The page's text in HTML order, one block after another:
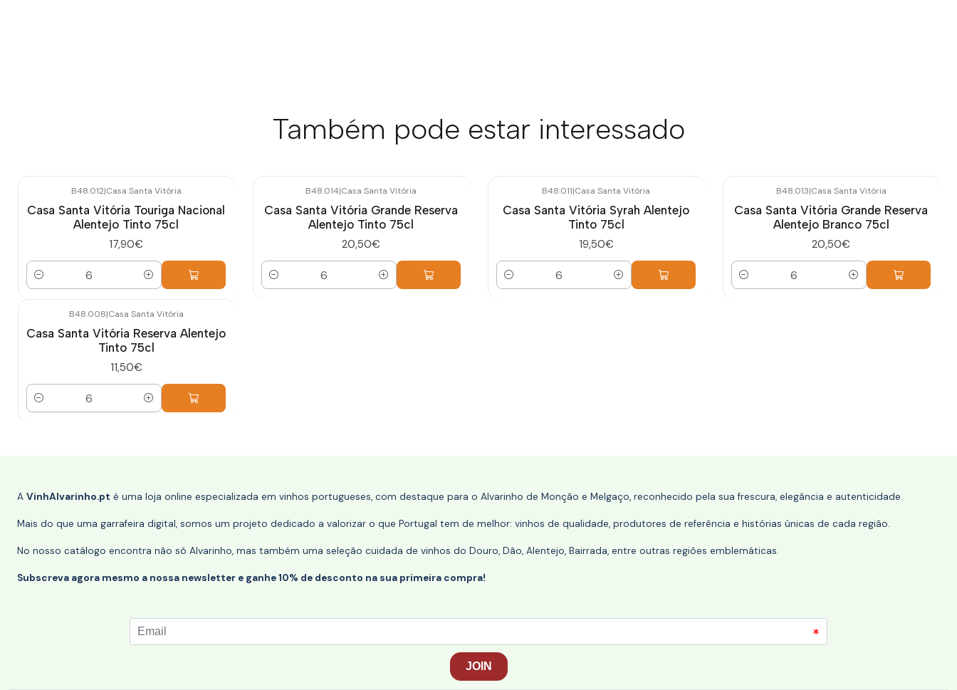
Também pode estar interessado
B48.012|Casa Santa Vitória
Casa Santa Vitória Touriga Nacional
Alentejo Tinto 75cl
17,90€
Quantidade
B48.014|Casa Santa Vitória
Casa Santa Vitória Grande Reserva
Alentejo Tinto 75cl
20,50€
Quantidade
B48.011|Casa Santa Vitória
Casa Santa Vitória Syrah Alentejo
Tinto 75cl
19,50€
Quantidade
B48.013|Casa Santa Vitória
Casa Santa Vitória Grande Reserva
Alentejo Branco 75cl
20,50€
Quantidade
B48.008|Casa Santa Vitória
Casa Santa Vitória Reserva Alentejo
Tinto 75cl
11,50€
Quantidade
A VinhAlvarinho.pt é uma loja online especializada em vinhos portugueses, com destaque para o Alvarinho de Monção e Melgaço, reconhecido pela sua frescura, elegância e autenticidade.
Mais do que uma garrafeira digital, somos um projeto dedicado a valorizar o que Portugal tem de melhor: vinhos de qualidade, produtores de referência e histórias únicas de cada região.
No nosso catálogo encontra não só Alvarinho, mas também uma seleção cuidada de vinhos do Douro, Dão, Alentejo, Bairrada, entre outras regiões emblemáticas.
Subscreva agora mesmo a nossa newsletter e ganhe 10% de desconto na sua primeira compra!